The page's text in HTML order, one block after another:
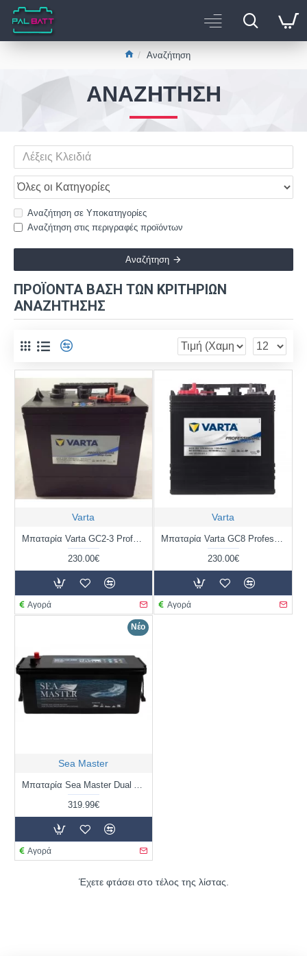
Αναζήτηση
ΑΝΑΖΉΤΗΣΗ
Αναζήτηση σε Υποκατηγορίες
Αναζήτηση στις περιγραφές προϊόντων
Αναζήτηση
ΠΡΟΪΌΝΤΑ ΒΆΣΗ ΤΩΝ ΚΡΙΤΗΡΙΩΝ
ΑΝΑΖΉΤΗΣΗΣ
Varta
Μπαταρία Varta GC2-3 Professional - Deep cycle | 300 232 000 | 232AH / Volt:6 / EN:- / Πολικότητα: Δεξιά το +
230.00€
Αγορά
Varta
Μπαταρία Varta GC8 Professional - Deep cycle | 400 170 000 | 170AH / Volt:8 / EN:- / Πολικότητα: Δεξιά το +
230.00€
Αγορά
Νέο
Sea Master
Μπαταρία Sea Master Dual AGM Professional Marine SM12-140 12V 140Ah / Volt:12 / EN: 1000 / Πολικότητα: Αριστερά το + (Κέντρο)
319.99€
Αγορά
Έχετε φτάσει στο τέλος της λίστας.